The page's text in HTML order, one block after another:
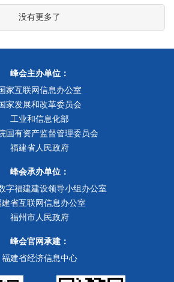
没有更多了
峰会主办单位：
家互联网信息办公室
家发展和改革委员会
工业和信息化部
国有资产监督管理委员会
福建省人民政府
峰会承办单位：
字福建建设领导小组办公室
建省互联网信息办公室
福州市人民政府
峰会官网承建：
福建省经济信息中心